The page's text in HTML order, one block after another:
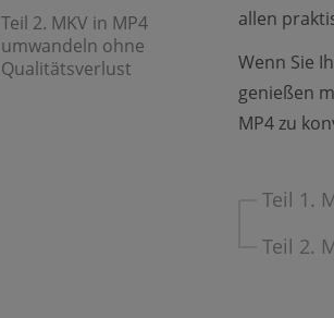
Teil 2. MKV in MP4
umwandeln ohne
Qualitätsverlust
allen
Wenn Sie
genießen
MP4 zu
Teil 1.
Teil 2.